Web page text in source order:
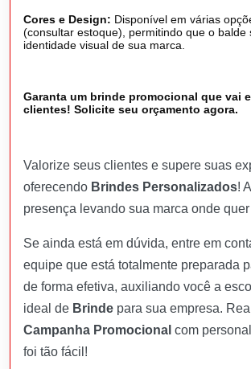
Cores e Design: Disponível em várias
(consultar estoque), permitindo que o balde
identidade visual de sua marca.
Garanta um brinde promocional que vai
clientes! Solicite seu orçamento agora.
Valorize seus clientes e supere suas
oferecendo Brindes Personalizados!
presença levando sua marca onde
Se ainda está em dúvida, entre em
equipe que está totalmente preparada
de forma efetiva, auxiliando você a
ideal de Brinde para sua empresa.
Campanha Promocional com
foi tão fácil!